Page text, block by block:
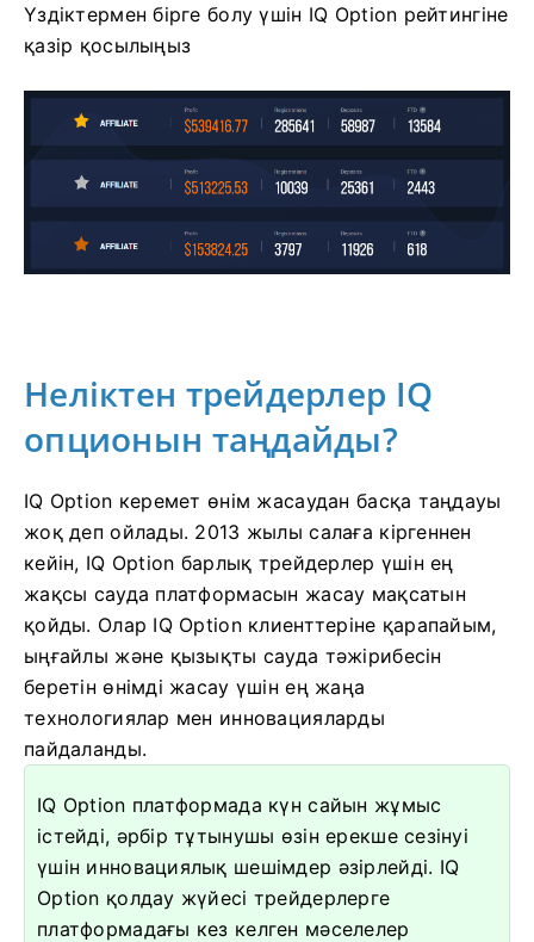
Үздіктермен бірге болу үшін IQ Option рейтингіне
қазір қосылыңыз
Неліктен трейдерлер IQ
опционын таңдайды?
IQ Option керемет өнім жасаудан басқа таңдауы
жоқ деп ойлады. 2013 жылы салаға кіргеннен
кейін, IQ Option барлық трейдерлер үшін ең
жақсы сауда платформасын жасау мақсатын
қойды. Олар IQ Option клиенттеріне қарапайым,
ыңғайлы және қызықты сауда тәжірибесін
беретін өнімді жасау үшін ең жаңа
технологиялар мен инновацияларды
пайдаланды.
IQ Option платформада күн сайын жұмыс
істейді, әрбір тұтынушы өзін ерекше сезінуі
үшін инновациялық шешімдер әзірлейді. IQ
Option қолдау жүйесі трейдерлерге
платформадағы кез келген мәселелер